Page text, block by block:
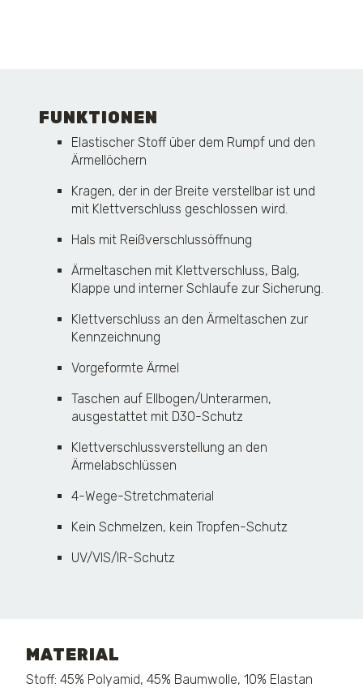
FUNKTIONEN
Elastischer Stoff über dem Rumpf und den
Ärmellöchern
Kragen, der in der Breite verstellbar ist und
mit Klettverschluss geschlossen wird.
Hals mit Reißverschlussöffnung
Ärmeltaschen mit Klettverschluss, Balg,
Klappe und interner Schlaufe zur Sicherung.
Klettverschluss an den Ärmeltaschen zur
Kennzeichnung
Vorgeformte Ärmel
Taschen auf Ellbogen/Unterarmen,
ausgestattet mit D3O-Schutz
Klettverschlussverstellung an den
Ärmelabschlüssen
4-Wege-Stretchmaterial
Kein Schmelzen, kein Tropfen-Schutz
UV/VIS/IR-Schutz
MATERIAL
Stoff: 45% Polyamid, 45% Baumwolle, 10% Elastan